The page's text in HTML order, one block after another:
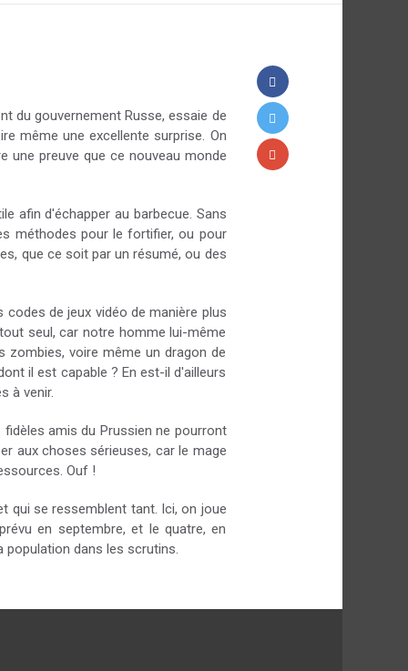
du gouvernement Russe, essaie de
même une excellente surprise. On
une preuve que ce nouveau monde
afin d'échapper au barbecue. Sans
méthodes pour le fortifier, ou pour
que ce soit par un résumé, ou des
de jeux vidéo de manière plus
seul, car notre homme lui-même
zombies, voire même un dragon de
il est capable ? En est-il d'ailleurs
à venir.
amis du Prussien ne pourront
aux choses sérieuses, car le mage
Ouf !
qui se ressemblent tant. Ici, on joue
en septembre, et le quatre, en
population dans les scrutins.